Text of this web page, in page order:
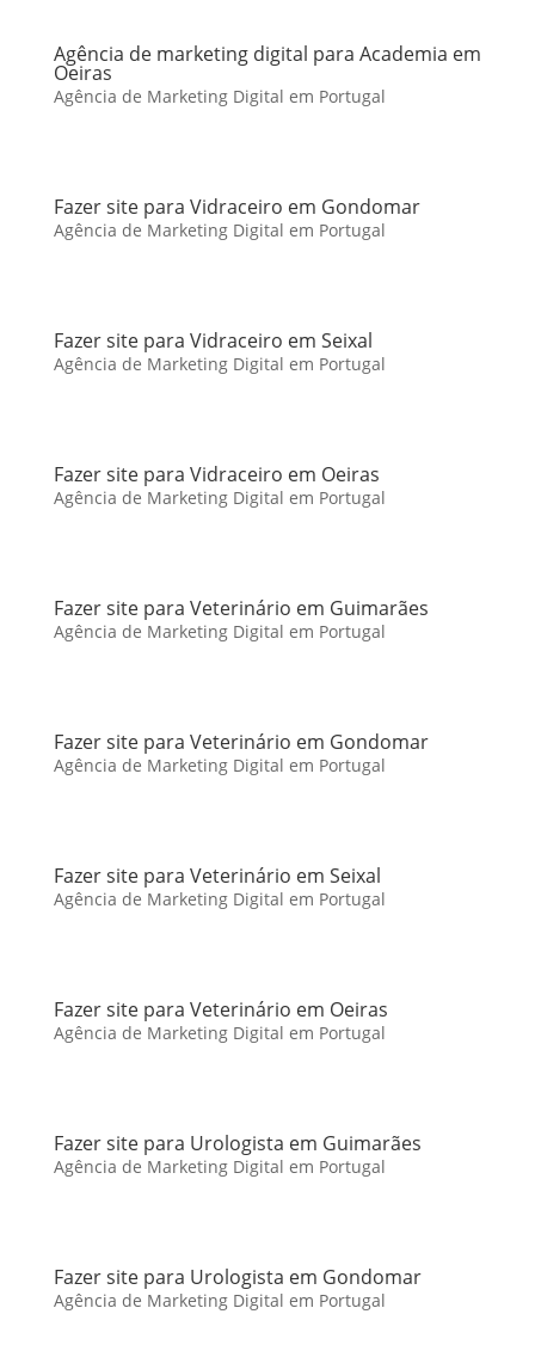
Agência de marketing digital para Academia em
Oeiras
Agência de Marketing Digital em Portugal
Fazer site para Vidraceiro em Gondomar
Agência de Marketing Digital em Portugal
Fazer site para Vidraceiro em Seixal
Agência de Marketing Digital em Portugal
Fazer site para Vidraceiro em Oeiras
Agência de Marketing Digital em Portugal
Fazer site para Veterinário em Guimarães
Agência de Marketing Digital em Portugal
Fazer site para Veterinário em Gondomar
Agência de Marketing Digital em Portugal
Fazer site para Veterinário em Seixal
Agência de Marketing Digital em Portugal
Fazer site para Veterinário em Oeiras
Agência de Marketing Digital em Portugal
Fazer site para Urologista em Guimarães
Agência de Marketing Digital em Portugal
Fazer site para Urologista em Gondomar
Agência de Marketing Digital em Portugal